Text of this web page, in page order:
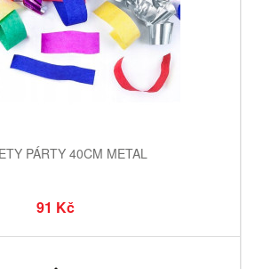
PÁRTY 40CM METAL
91 Kč